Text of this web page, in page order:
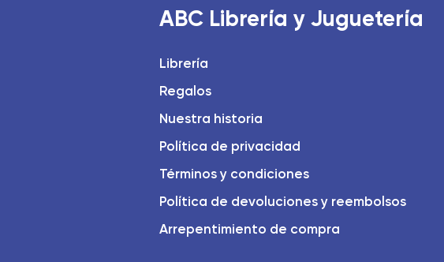
ABC Librería y Juguetería
Librería
Regalos
Nuestra historia
Política de privacidad
Términos y condiciones
Política de devoluciones y reembolsos
Arrepentimiento de compra